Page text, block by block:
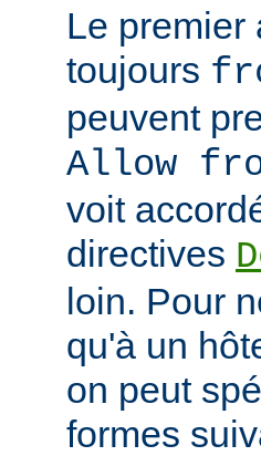
Le premier
toujours
peuvent
Allow
voit
directives
loin. Pour
qu'à un
on peut
formes